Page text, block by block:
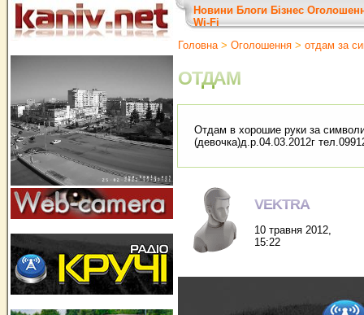
Новини Блоги Бізнес
Wi-Fi
Головна> Оголошення > отдам за
ОТДАМ
Отдам в хорошие руки за
(девочка)д.р.04.03.2012г
VEKTRA
10 травня 2012,
15:22